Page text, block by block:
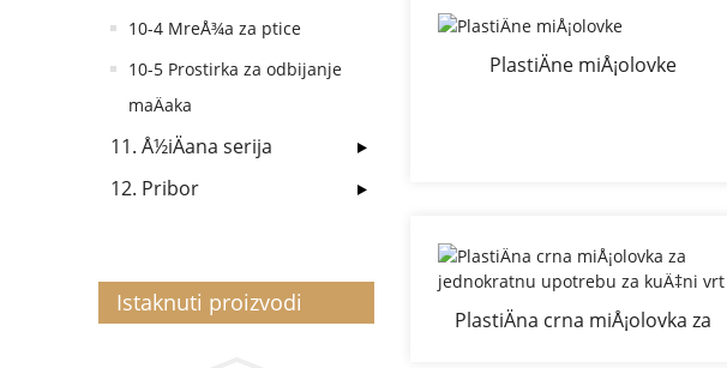
10-4 MreÅ¾a za ptice
10-5 Prostirka za odbijanje
maÄaka
11. Å½iÄana serija
12. Pribor
Istaknuti proizvodi
PlastiÄne miÅ¡olovke
PlastiÄna crna miÅ¡olovka za